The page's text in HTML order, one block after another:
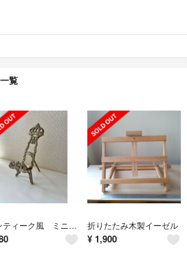
覧
アンティーク風 ミニイーゼル 折りたたみ木製イーゼル
¥ 1,900